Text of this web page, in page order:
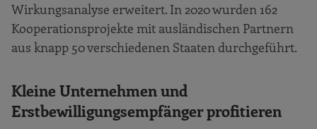
Wirkungsanalyse erweitert. In 2020 wurden 162
Kooperationsprojekte mit ausländischen Partnern
aus knapp 50 verschiedenen Staaten durchgeführt.
Kleine Unternehmen und
Erstbewilligungsempfänger profitieren